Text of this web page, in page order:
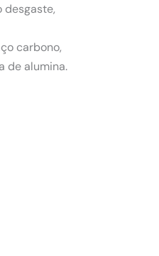
desgaste,
carbono,
de alumina.